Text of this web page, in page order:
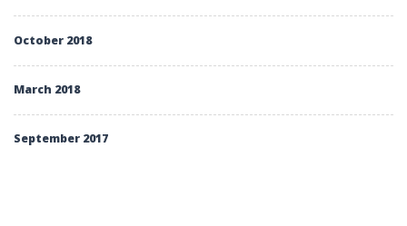
October 2018
March 2018
September 2017